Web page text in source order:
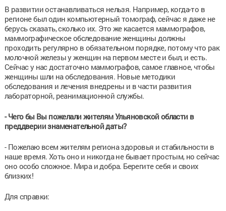
В развитии останавливаться нельзя. Например, когда-то в
регионе был один компьютерный томограф, сейчас я даже не
берусь сказать, сколько их. Это же касается маммографов,
маммографическое обследование женщины должны
проходить регулярно в обязательном порядке, потому что рак
молочной железы у женщин на первом месте и был, и есть.
Сейчас у нас достаточно маммографов, самое главное, чтобы
женщины шли на обследования. Новые методики
обследования и лечения внедрены и в части развития
лабораторной, реанимационной службы.
- Чего бы Вы пожелали жителям Ульяновской области в
преддверии знаменательной даты?
- Пожелаю всем жителям региона здоровья и стабильности в
наше время. Хоть оно и никогда не бывает простым, но сейчас
оно особо сложное. Мира и добра. Берегите себя и своих
близких!
Для справки: